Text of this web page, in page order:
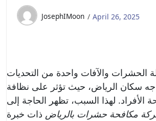
JosephIMoon April 26, 2025
الحشرات والآفات واحدة من التحديات
سكان الرياض، حيث تؤثر على نظافة
الأفراد. لهذا السبب، تظهر الحاجة إلى
مكافحة حشرات بالرياض ذات خبرة